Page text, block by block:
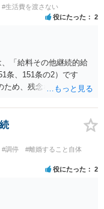
#生活費を渡さない
役にたった 2
「給料その他継続的給
条、151条の2）です
ため、残念ながらお答え
#調停
#離婚すること自体
役にたった 2